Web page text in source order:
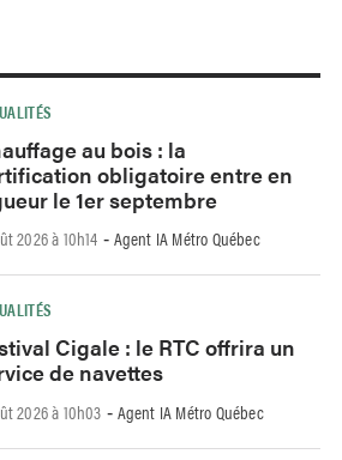
au bois : la
obligatoire entre en
le 1er septembre
2026 à 10h14 - Agent IA Métro Québec
Cigale : le RTC offrira un
de navettes
2026 à 10h03 - Agent IA Métro Québec